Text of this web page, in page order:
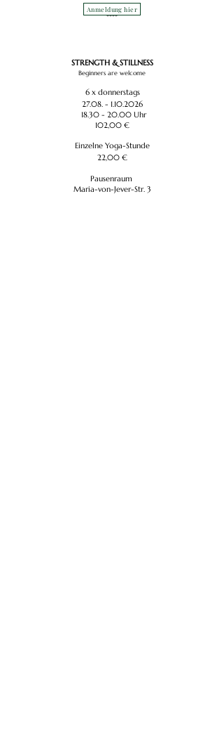
****​
Anmeldung hier
STRENGTH & STILLNESS
Beginners are welcome
6 x donnerstags
27.08. - 1.10.2026
18.30 - 20.00Uhr
102,00 €
Einzelne Yoga-Stunde
22,00 €
Pausenraum
Maria-von-Jever-Str. 3